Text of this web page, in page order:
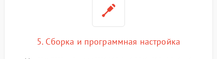
5. Сборка и программная настройка